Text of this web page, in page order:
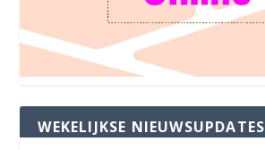
WEKELIJKSE NIEUWSUPDATES